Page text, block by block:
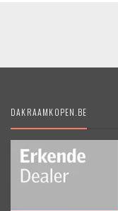
DAKRAAMKOPEN.BE